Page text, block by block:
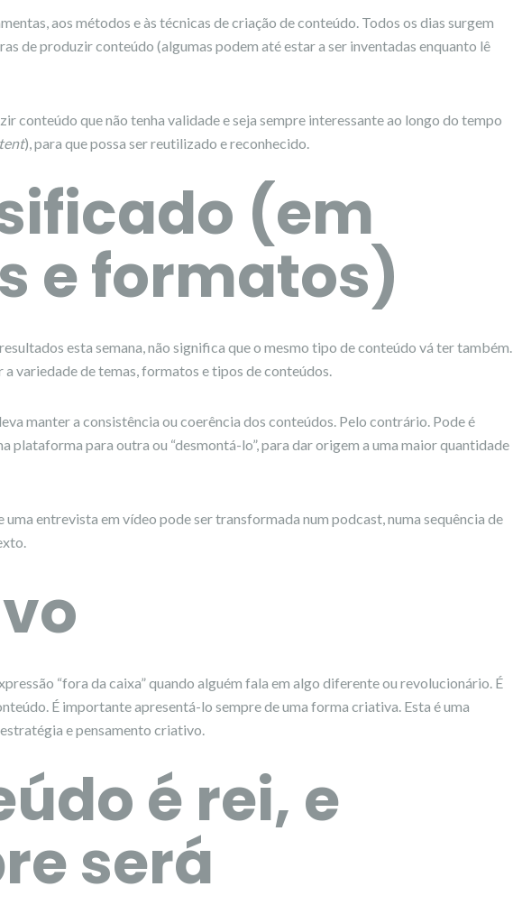
aos métodos e às técnicas de criação de conteúdo. Todos os dias surgem
de produzir conteúdo (algumas podem até estar a ser inventadas enquanto lê
conteúdo que não tenha validade e seja sempre interessante ao longo do tempo
), para que possa ser reutilizado e reconhecido.
(em
e formatos)
esta semana, não significa que o mesmo tipo de conteúdo vá ter também.
variedade de temas, formatos e tipos de conteúdos.
manter a consistência ou coerência dos conteúdos. Pelo contrário. Pode é
plataforma para outra ou “desmontá-lo”, para dar origem a uma maior quantidade
uma entrevista em vídeo pode ser transformada num podcast, numa sequência de
“fora da caixa” quando alguém fala em algo diferente ou revolucionário. É
É importante apresentá-lo sempre de uma forma criativa. Esta é uma
e pensamento criativo.
é rei, e
será